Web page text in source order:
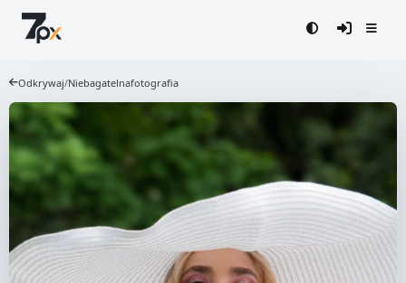
Odkrywaj/Niebagatelnafotografia